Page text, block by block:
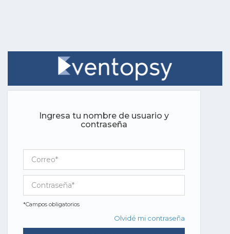
Ingresa tu nombre de usuario y
contraseña
*Campos obligatorios
Olvidé mi contraseña